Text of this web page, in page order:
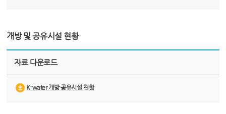
개방 및 공유시설 현황
자료 다운로드
K-water 개방·공유시설 현황